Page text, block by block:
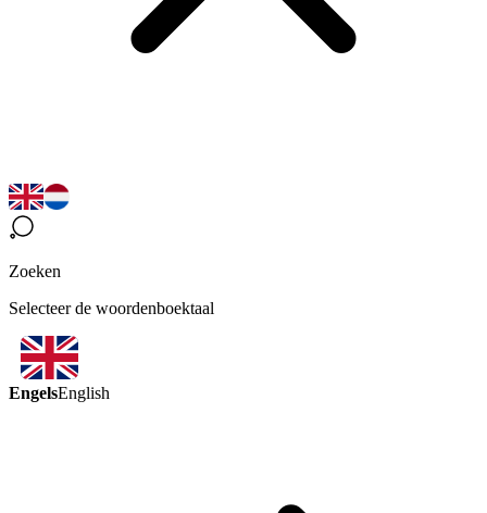
Zoeken
Selecteer de woordenboektaal
EngelsEnglish